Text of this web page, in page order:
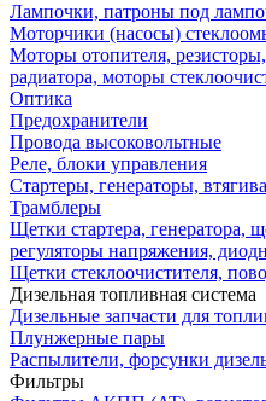
Лампочки, патроны под
Моторчики (насосы)
Моторы отопителя,
радиатора, моторы
Оптика
Предохранители
Провода высоковольтные
Реле, блоки управления
Стартеры, генераторы,
Трамблеры
Щетки стартера, генератора,
регуляторы напряжения,
Щетки стеклоочистителя,
Дизельная топливная система
Дизельные запчасти для
Плунжерные пары
Распылители, форсунки
Фильтры